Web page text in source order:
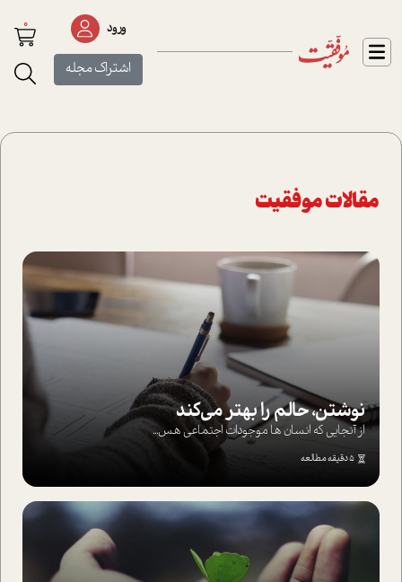
ورود
اشتراک مجله
0
مقالات موفقیت
نوشتن، حالم را بهتر می‌کند
از آنجایی که انسان ها موجودات اجتماعی هس...
5 دقیقه مطالعه